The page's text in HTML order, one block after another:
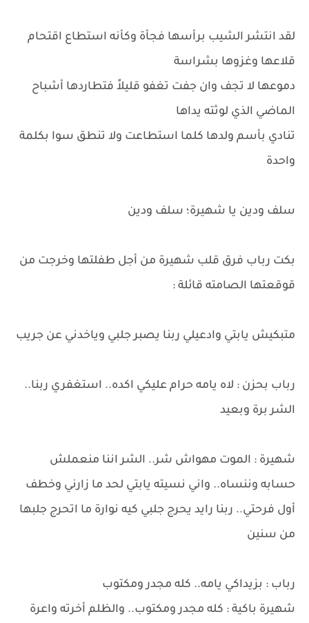
لقد انتشر الشيب برأسها فجأة وكأنه استطاع اقتحام
قلاعها وغزوها بشراسة
دموعها لا تجف وان جفت تغفو قليلاً فتطاردها أشباح
الماضي الذي لوثته يداها
تنادي بأسم ولدها كلما استطاعت ولا تنطق سوا بكلمة
واحدة
سلف ودين يا شهيرة؛ سلف ودين
بكت رباب فرق قلب شهيرة من أجل طفلتها وخرجت من
قوقعتها الصامته قائلة :
متبكيش يابتي وادعيلي ربنا يصبر جلبي وياخدني عن جريب
رباب بحزن : لاه يامه حرام عليكي اكده.. استغفري ربنا..
الشر برة وبعيد
شهيرة : الموت مهواش شر.. الشر اننا منعملش
حسابه وننساه.. واني نسيته يابتي لحد ما زارني وخطف
أول فرحتي.. ربنا رايد يحرج جلبي كيه نوارة ما اتحرج جلبها
من سنين
رباب : بزيداكي يامه.. كله مجدر ومكتوب
شهيرة باكية : كله مجدر ومكتوب.. والظلم أخرته واعرة